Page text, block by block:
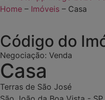
Home – Imóveis – Casa
Código do
Negociação: Venda
Casa
Terras de São José